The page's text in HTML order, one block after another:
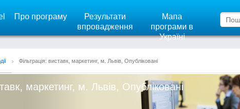
Про програму
Результати
впровадження
Мапа
програми в
Україні
Фільтрація: виставк, маркетинг, м. Львів, Опубліковані
маркетинг, м. Львів, Опубліковані